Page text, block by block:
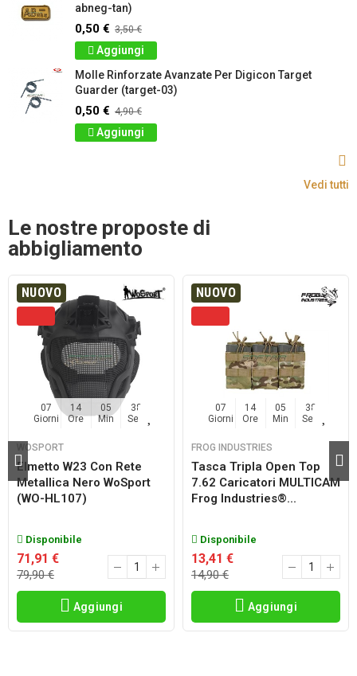
abneg-tan)
0,50 € 3,50 €
Aggiungi
Molle Rinforzate Avanzate Per Digicon Target
Guarder (target-03)
0,50 € 4,90 €
Aggiungi
Vedi tutti
Le nostre proposte di
abbigliamento
NUOVO
07
Giorni
14
Ore
05
Min
38
Sec
WOSPORT
Elmetto W23 Con Rete
Metallica Nero WoSport
(WO-HL107)
Disponibile
71,91 €
79,90 €
Aggiungi
NUOVO
07
Giorni
14
Ore
05
Min
38
Sec
FROG INDUSTRIES
Tasca Tripla Open Top
7.62 Caricatori MULTICAM
Frog Industries®...
Disponibile
13,41 €
14,90 €
Aggiungi